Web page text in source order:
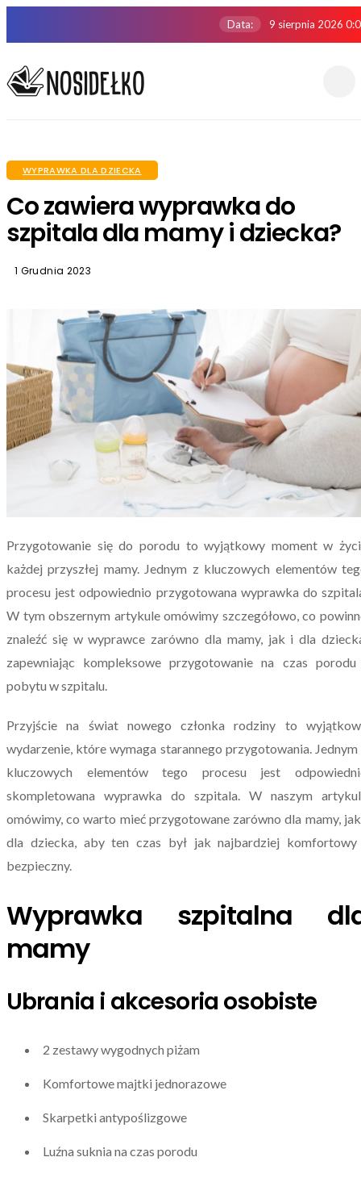
Data: 9 sierpnia 2026
WYPRAWKA DLA DZIECKA
Co zawiera wyprawka do
szpitala dla mamy i dziecka?
1 Grudnia 2023
Przygotowanie się do porodu to wyjątkowy moment w
każdej przyszłej mamy. Jednym z kluczowych elementów
procesu jest odpowiednio przygotowana wyprawka do
W tym obszernym artykule omówimy szczegółowo, co
znaleźć się w wyprawce zarówno dla mamy, jak i dla
zapewniając kompleksowe przygotowanie na czas
pobytu w szpitalu.
Przyjście na świat nowego członka rodziny to
wydarzenie, które wymaga starannego przygotowania. Jednym
kluczowych elementów tego procesu jest
skompletowana wyprawka do szpitala. W naszym
omówimy, co warto mieć przygotowane zarówno dla mamy,
dla dziecka, aby ten czas był jak najbardziej
bezpieczny.
Wyprawka szpitalna
mamy
Ubrania i akcesoria osobiste
2 zestawy wygodnych piżam
Komfortowe majtki jednorazowe
Skarpetki antypoślizgowe
Luźna suknia na czas porodu